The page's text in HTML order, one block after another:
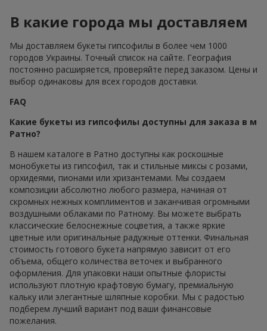
В какие города мы доставляем
Мы доставляем букеты гипсофилы в более чем 1000
городов Украины. Точный список на сайте. География
постоянно расширяется, проверяйте перед заказом. Цены и
выбор одинаковы для всех городов доставки.
FAQ
Какие букеты из гипсофилы доступны для заказа в м
Ратно?
В нашем каталоге в Ратно доступны как роскошные
монобукеты из гипсофил, так и стильные миксы с розами,
орхидеями, пионами или хризантемами. Мы создаем
композиции абсолютно любого размера, начиная от
скромных нежных комплиментов и заканчивая огромными
воздушными облаками по Ратному. Вы можете выбрать
классические белоснежные соцветия, а также яркие
цветные или оригинальные радужные оттенки. Финальная
стоимость готового букета напрямую зависит от его
объема, общего количества веточек и выбранного
оформления. Для упаковки наши опытные флористы
используют плотную крафтовую бумагу, премиальную
кальку или элегантные шляпные коробки. Мы с радостью
подберем лучший вариант под ваши финансовые
пожелания.